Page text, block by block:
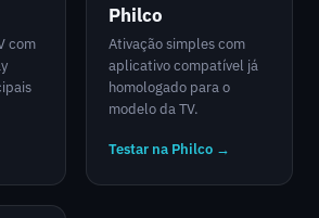
com
Philco
Ativação simples com
aplicativo compatível já
homologado para o
modelo da TV.
Testar na Philco →